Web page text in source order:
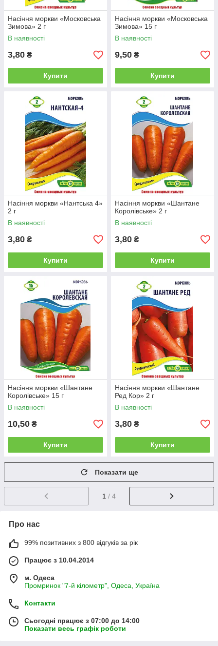
Насіння моркви «Московська
Зимова» 2 г
В наявності
3,80 ₴
Купити
Насіння моркви «Московська
Зимова» 15 г
В наявності
9,50 ₴
Купити
Насіння моркви «Нантська 4»
2 г
В наявності
3,80 ₴
Купити
Насіння моркви «Шантане
Королівське» 2 г
В наявності
3,80 ₴
Купити
Насіння моркви «Шантане
Королівське» 15 г
В наявності
10,50 ₴
Купити
Насіння моркви «Шантане
Ред Кор» 2 г
В наявності
3,80 ₴
Купити
Показати ще
1 / 4
Про нас
99% позитивних з 800 відгуків за рік
Працює з 10.04.2014
м. Одеса
Промринок "7-й кілометр", Одеса, Україна
Контакти
Сьогодні працює з 07:00 до 14:00
Показати весь графік роботи